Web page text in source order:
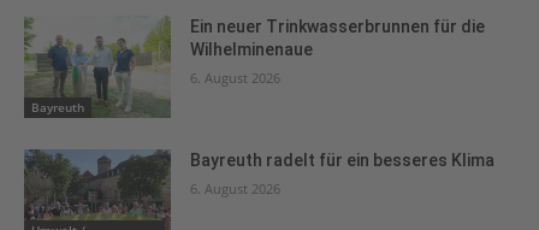
Bayreuth
Ein neuer Trinkwasserbrunnen für die
Wilhelminenaue
6. August 2026
Bayreuth radelt für ein besseres Klima
6. August 2026